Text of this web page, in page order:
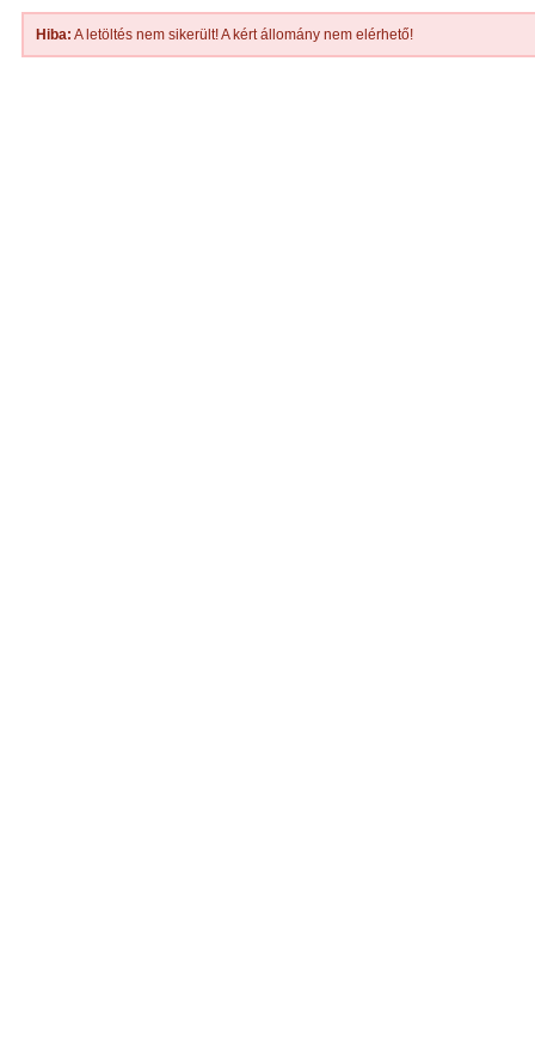
Hiba: A letöltés nem sikerült! A kért állomány nem elérhető!